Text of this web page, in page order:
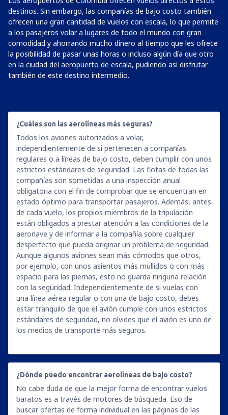
destinos. Sin embargo, las compañías de bajo costo también
ofrecen una gran cantidad de vuelos con escala, lo que permite
a los pasajeros volar a lugares de todo el mundo con gran
comodidad y ahorrando mucho dinero al tiempo que les ofrece
la posibilidad de pasar unas horas o incluso algún día que otro
en la ciudad del aeropuerto de escala, pudiendo así disfrutar
también de este destino intermedio.
¿Cuáles son las aerolíneas más seguras?
Todos los aviones autorizados a volar,
independientemente de si pertenecen a compañías
regulares o a líneas de bajo costo, deben cumplir con unos
estrictos estándares de seguridad. Las flotas de todas las
compañías son sometidas a una inspección anual
obligatoria con el fin de comprobar que se encuentran en
estado óptimo para transportar pasajeros. Además, antes
de cada vuelo, los propios miembros de la tripulación
están obligados a prestar atención a las condiciones de la
aeronave y de informar a la compañía sobre cualquier
desperfecto que pueda originar un problema de seguridad.
Aunque algunos aviones sean más cómodos que otros,
por ejemplo, con unos asientos más mullidos o con más
espacio para las piernas, esto no guarda ninguna relación
con la seguridad. Independientemente de si vuelas con
una línea aérea regular o con una de bajo costo, debes
estar tranquilo de que el avión cumple con unos estrictos
estándares de seguridad, no olvides que el avión es uno de
los medios de transporte más seguros.
¿Dónde puedo encontrar aerolíneas de bajo costo?
No cabe duda de que la mejor forma de encontrar vuelos
baratos es a través de motores de búsqueda. Eso de
buscar ofertas de forma individual en las páginas de las